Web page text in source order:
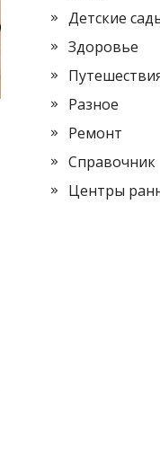
Детские
Здоровье
Разное
Ремонт
Справочник
Центры